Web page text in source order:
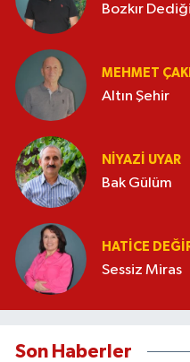
Bozkır
MEHMET
Altın Şehir
NIYAZI UYAR
Bak Gülüm
HATICE
Sessiz Miras
Son Haberler